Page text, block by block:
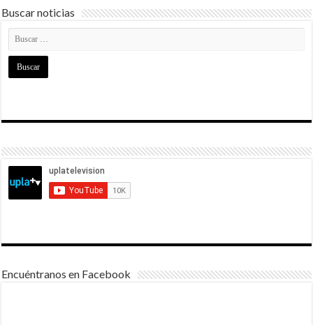
Buscar noticias
Encuéntranos en Facebook